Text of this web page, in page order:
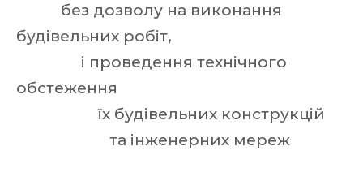
без дозволу на виконання
будівельних робіт,
і проведення технічного
обстеження
їх будівельних конструкцій
та інженерних мереж